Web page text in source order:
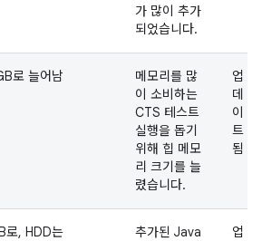
가 많이 추가
되었습니다.
로 늘어남
메모리를 많
이 소비하는
CTS 테스트
실행을 돕기
위해 힙 메모
리 크기를 늘
렸습니다.
업
데
이
트
됨
로, HDD는
추가된 Java
업